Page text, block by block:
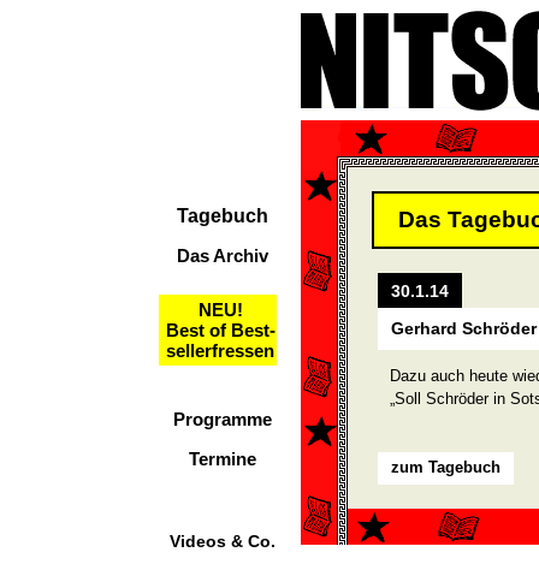
Tagebuch
Das Archiv
NEU!
Best of Best-
sellerfressen
Programme
Termine
Videos & Co.
Das
30.1.14
Gerhard
Dazu auch heute
„Soll Schröder in
zum Tagebuch